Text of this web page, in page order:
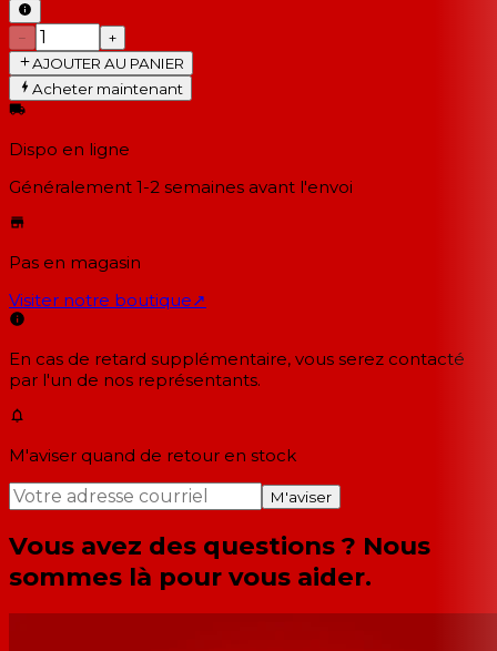
−
+
AJOUTER AU PANIER
Acheter maintenant
Dispo en ligne
Généralement 1-2 semaines avant l'envoi
Pas en magasin
Visiter notre boutique↗
En cas de retard supplémentaire, vous serez contacté
par l'un de nos représentants.
M'aviser quand de retour en stock
M'aviser
Vous avez des questions ? Nous
sommes là pour vous aider.